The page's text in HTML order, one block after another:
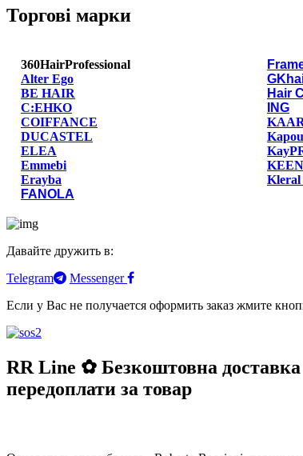
Торгові марки
360HairProfessional
Alter Ego
BE HAIR
C:EHKO
COIFFANCE
DUCASTEL
ELEA
Emmebi
Erayba
FANOLA
Hair
ING
KEEN
Kleral
Давайте дружить в:
Telegram
Messenger
Если у Вас не получается оформить заказ жмите
RR Line ✿ Безкоштовна
передоплати за товар